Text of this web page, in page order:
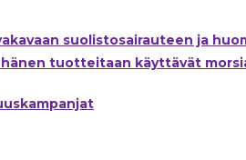
suolistosairauteen ja
hänen tuotteitaan käyttävät